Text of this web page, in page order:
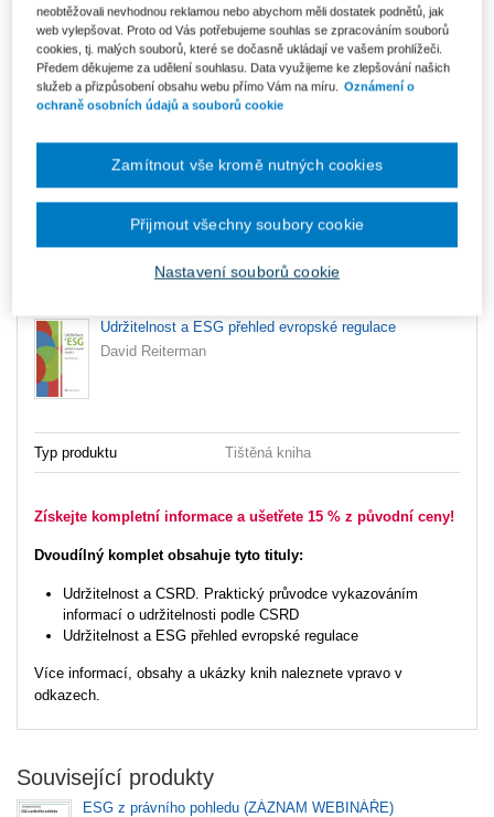
Upozorňujeme, že v období od 1.8. do 21.8. z technických
důvodů nemůžeme vystavovat daňové doklady. Budou vám
zaslány dodatečně e-mailem.
ks
Ceny jsou včetně DPH
Komplet - Udržitelnost
Udržitelnost a CSRD. Praktický průvodce vykazováním
informací o udržitelnosti podle CSRD
Václav Tittelbach, Hana Kubcová
Udržitelnost a ESG přehled evropské regulace
David Reiterman
Typ produktu Tištěná kniha
Získejte kompletní informace a ušetřete 15 % z původní ceny!
Dvoudílný komplet obsahuje tyto tituly:
Udržitelnost a CSRD. Praktický průvodce vykazováním
informací o udržitelnosti podle CSRD
Udržitelnost a ESG přehled evropské regulace
Více informací, obsahy a ukázky knih naleznete vpravo v
odkazech.
Související produkty
ESG z právního pohledu (ZÁZNAM WEBINÁŘE)
neobtěžovali nevhodnou reklamou nebo abychom měli dostatek podnětů, jak
web vylepšovat. Proto od Vás potřebujeme souhlas se zpracováním souborů
cookies, tj. malých souborů, které se dočasně ukládají ve vašem prohlížeči.
Předem děkujeme za udělení souhlasu. Data využijeme ke zlepšování našich
služeb a přizpůsobení obsahu webu přímo Vám na míru.
Oznámení o
ochraně osobních údajů a souborů cookie
Nastavení souborů cookie
Zamítnout vše kromě nutných cookies
Přijmout všechny soubory cookie